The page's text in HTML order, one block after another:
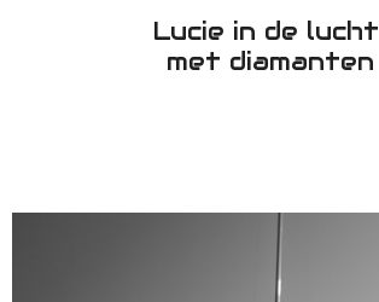
Lucie in de lucht
met diamanten